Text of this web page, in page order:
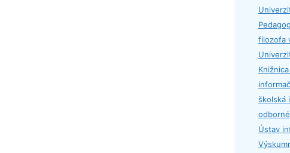
filozofa
školská
Ústav